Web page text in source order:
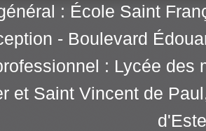
: École Saint
- Boulevard
: Lycée des
et Saint Vincent de